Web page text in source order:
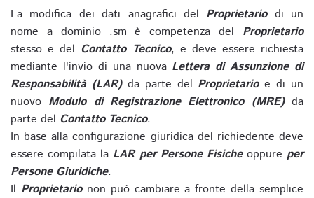
La modifica dei dati anagrafici del Proprietariodi un
nome a dominio .sm è competenza del Proprietario
stesso e del Contatto Tecnico, e deve essere richiesta
mediante l'invio di una nuova Lettera di Assunzione di
Responsabilità (LAR)da parte del Proprietarioe di un
nuovo Modulo di Registrazione Elettronico (MRE)da
parte del Contatto Tecnico.
In base alla configurazione giuridica del richiedente deve
essere compilata la LAR per Persone Fisicheoppure per
Persone Giuridiche.
Il Proprietarionon può cambiare a fronte della semplice